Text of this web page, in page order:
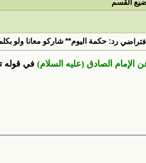
رد: حكمة اليوم** شاركو معانا ولو
الإمام الصادق (عليه السلام) في قوله